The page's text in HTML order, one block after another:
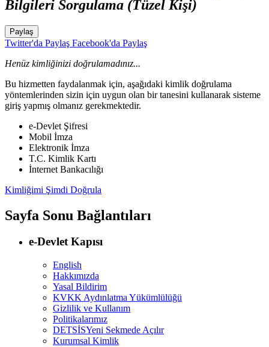
Bilgileri Sorgulama (Tüzel Kişi)
Paylaş
Twitter'da Paylaş Facebook'da Paylaş
Henüz kimliğinizi doğrulamadınız...
Bu hizmetten faydalanmak için, aşağıdaki kimlik doğrulama
yöntemlerinden sizin için uygun olan bir tanesini kullanarak sisteme
giriş yapmış olmanız gerekmektedir.
e-Devlet Şifresi
Mobil İmza
Elektronik İmza
T.C. Kimlik Kartı
İnternet Bankacılığı
Kimliğimi Şimdi Doğrula
Sayfa Sonu Bağlantıları
e-Devlet Kapısı
English
Hakkımızda
Yasal Bildirim
KVKK Aydınlatma Yükümlülüğü
Gizlilik ve Kullanım
Politikalarımız
DETSİSYeni Sekmede Açılır
Kurumsal Kimlik